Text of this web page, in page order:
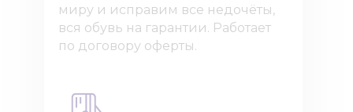
миру и исправим все недочёты,
вся обувь на гарантии. Работает
по договору оферты.